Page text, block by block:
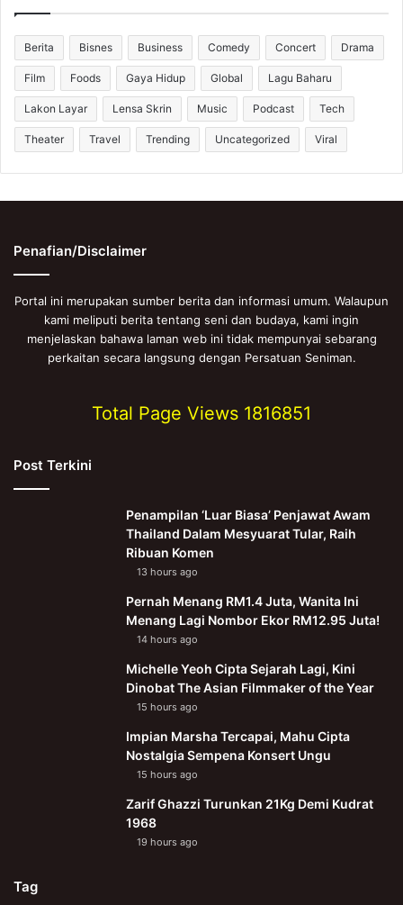
Berita Bisnes Business Comedy Concert Drama
Film Foods Gaya Hidup Global Lagu Baharu
Lakon Layar Lensa Skrin Music Podcast Tech
Theater Travel Trending Uncategorized Viral
Penafian/Disclaimer
Portal ini merupakan sumber berita dan informasi umum. Walaupun
kami meliputi berita tentang seni dan budaya, kami ingin
menjelaskan bahawa laman web ini tidak mempunyai sebarang
perkaitan secara langsung dengan Persatuan Seniman.
Total Page Views 1816851
Post Terkini
Penampilan ‘Luar Biasa’ Penjawat Awam
Thailand Dalam Mesyuarat Tular, Raih
Ribuan Komen
13 hours ago
Pernah Menang RM1.4 Juta, Wanita Ini
Menang Lagi Nombor Ekor RM12.95 Juta!
14 hours ago
Michelle Yeoh Cipta Sejarah Lagi, Kini
Dinobat The Asian Filmmaker of the Year
15 hours ago
Impian Marsha Tercapai, Mahu Cipta
Nostalgia Sempena Konsert Ungu
15 hours ago
Zarif Ghazzi Turunkan 21Kg Demi Kudrat
1968
19 hours ago
Tag